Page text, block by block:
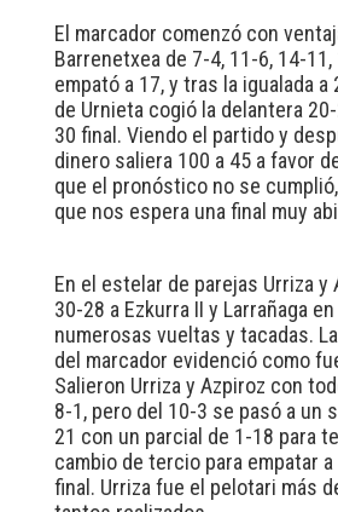
El marcador comenzó con
Barrenetxea de 7-4, 11-6, 14-
empató a 17, y tras la igualada
de Urnieta cogió la delantera
30 final. Viendo el partido y
dinero saliera 100 a 45 a favor
que el pronóstico no se
que nos espera una final muy
En el estelar de parejas Urriza y
30-28 a Ezkurra II y Larrañaga
numerosas vueltas y tacadas.
del marcador evidenció como
Salieron Urriza y Azpiroz con
8-1, pero del 10-3 se pasó a un
21 con un parcial de 1-18 para
cambio de tercio para empatar
final. Urriza fue el pelotari más